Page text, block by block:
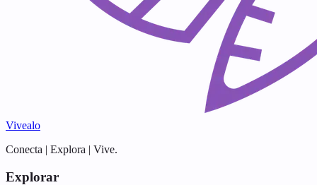
Vivealo
Conecta | Explora | Vive.
Explorar